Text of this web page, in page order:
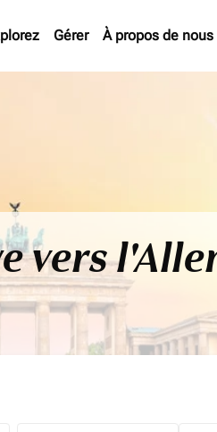
Gérer À propos de nous
vers